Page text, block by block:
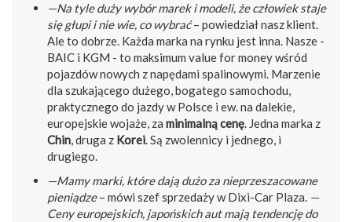
—Na tyle duży wybór marek i modeli, że człowiek staje
się głupi i nie wie, co wybrać– powiedział nasz klient.
Ale to dobrze. Każda marka na rynku jest inna. Nasze -
BAIC i KGM - to maksimum value for money wśród
pojazdów nowych z napędami spalinowymi. Marzenie
dla szukającego dużego, bogatego samochodu,
praktycznego do jazdy w Polsce i ew. na dalekie,
europejskie wojaże, za minimalną cenę. Jedna marka z
Chin, druga z Korei. Są zwolennicy i jednego, i
drugiego.
—Mamy marki, które dają dużo za nieprzeszacowane
pieniądze– mówi szef sprzedaży w Dixi-Car Plaza. —
Ceny europejskich, japońskich aut mają tendencję do